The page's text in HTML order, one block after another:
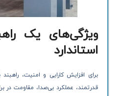
ویژگی‌های یک
استاندارد
برای افزایش کارایی و امنیت، راهبند
قدرتمند، عملکرد بی‌صدا، مقاومت در